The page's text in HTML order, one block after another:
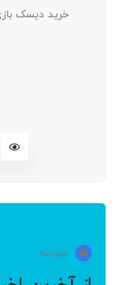
خبرنامه